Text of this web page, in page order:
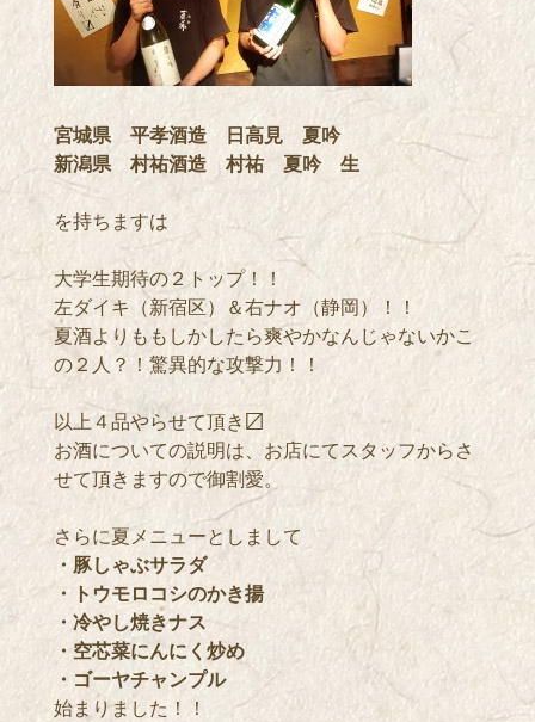
宮城県 平孝酒造 日高見 夏吟
新潟県 村祐酒造 村祐 夏吟 生
を持ちますは
大学生期待の２トップ！！
左ダイキ（新宿区）＆右ナオ（静岡）！！
夏酒よりももしかしたら爽やかなんじゃないかこ
の２人？！驚異的な攻撃力！！
以上４品やらせて頂き〼
お酒についての説明は、お店にてスタッフからさ
せて頂きますので御割愛。
さらに夏メニューとしまして
・豚しゃぶサラダ
・トウモロコシのかき揚
・冷やし焼きナス
・空芯菜にんにく炒め
・ゴーヤチャンプル
始まりました！！